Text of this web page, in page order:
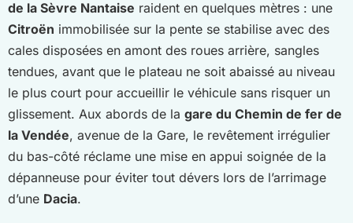
de la Sèvre Nantaise raident en quelques mètres : une
Citroën immobilisée sur la pente se stabilise avec des
cales disposées en amont des roues arrière, sangles
tendues, avant que le plateau ne soit abaissé au niveau
le plus court pour accueillir le véhicule sans risquer un
glissement. Aux abords de la gare du Chemin de fer de
la Vendée, avenue de la Gare, le revêtement irrégulier
du bas-côté réclame une mise en appui soignée de la
dépanneuse pour éviter tout dévers lors de l’arrimage
d’une Dacia.